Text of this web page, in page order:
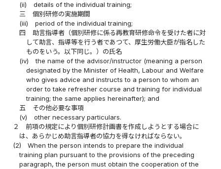
(ii)
details of the individual training;
三
個別研修の実施期間
(iii)
period of the individual training;
四
助言指導者（個別研修に係る再教育研修命令を受けた者に対
して助言、指導等を行う者であつて、厚生労働大臣が指名した
ものをいう。以下同じ。）の氏名
(iv)
the name of the advisor/instructor (meaning a person
designated by the Minister of Health, Labour and Welfare
who gives advice and instructs to a person to whom an
order to take refresher course and training for individual
training; the same applies hereinafter); and
五
その他必要な事項
(v)
other necessary particulars.
２
前項の規定により個別研修計画書を作成しようとする場合に
は、あらかじめ助言指導者の協力を得なければならない。
(2)
When the person intends to prepare the individual
training plan pursuant to the provisions of the preceding
paragraph, the person must obtain the cooperation of the